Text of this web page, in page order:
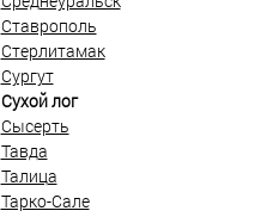
Ставрополь
Стерлитамак
Сургут
Сухой лог
Сысерть
Тавда
Талица
Тарко-Сале